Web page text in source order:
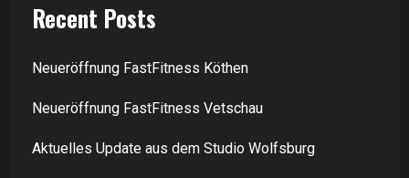
Recent Posts
Neueröffnung FastFitness Köthen
Neueröffnung FastFitness Vetschau
Aktuelles Update aus dem Studio Wolfsburg